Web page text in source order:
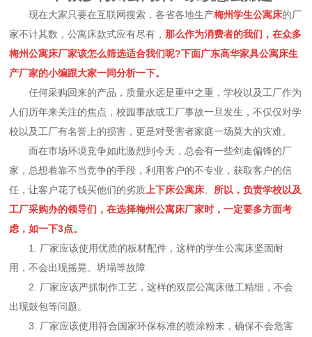
现在大家只要在互联网搜索，各省各地生产梅州学生公寓床的厂
家不计其数，公寓床款式应有尽有，那么作为消费者的我们，在众多
梅州公寓床厂家该怎么筛选适合我们呢?下面广东高华家具公寓床生
产厂家的小编跟大家一同分析一下。
任何采购回来的产品，质量永远是重中之重，学校以及工厂作为
人们历年来关注的焦点，校园事故或工厂事故一旦发生，不仅仅对学
校以及工厂有名誉上的损害，更是对受害者家庭一场莫大的灾难。
而在市场环境竞争如此激烈到今天，总会有一些剑走偏锋的厂
家，总想着靠不当竞争的手段，利用客户的不专业，获取客户的信
任，让客户花了钱买他们的劣质 上下床公寓床。 所以，负责学校以及
工厂采购办的领导们，在选择梅州公寓床厂家时，一定要多方面考
虑，如一下3点。
1. 厂家应该使用优质的板材配件，这样的学生公寓床坚固耐
用，不会出现摇晃、坍塌等故障
2. 厂家应该严抓制作工艺，这样的双层公寓床做工精细，不会
出现鼓包等问题。
3. 厂家应该使用符合国家环保标准的喷涂粉末，确保不会危害